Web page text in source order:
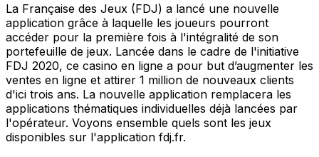
La Française des Jeux (FDJ) a lancé une nouvelle
application grâce à laquelle les joueurs pourront
accéder pour la première fois à l'intégralité de son
portefeuille de jeux. Lancée dans le cadre de l'initiative
FDJ 2020, ce casino en ligne a pour but d’augmenter les
ventes en ligne et attirer 1 million de nouveaux clients
d'ici trois ans. La nouvelle application remplacera les
applications thématiques individuelles déjà lancées par
l'opérateur. Voyons ensemble quels sont les jeux
disponibles sur l'application fdj.fr.